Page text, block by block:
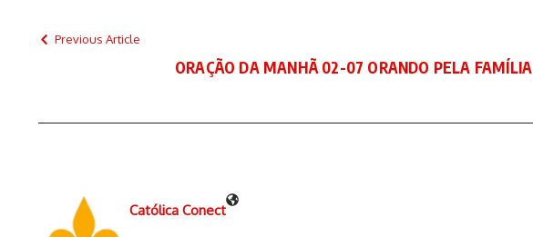
Previous Article
ORAÇÃO DA MANHÃ 02-07 ORANDO PELA FAMÍLIA
Católica Conect